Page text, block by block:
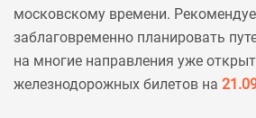
московскому времени.
заблаговременно планировать
на многие направления уже
железнодорожных билетов на